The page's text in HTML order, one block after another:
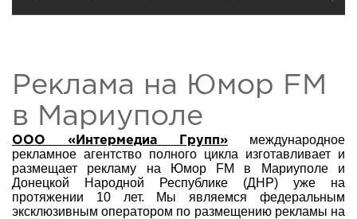
Реклама на Юмор FM
в Мариуполе
ООО «Интермедиа Групп» международное
рекламное агентство полного цикла изготавливает и
размещает рекламу на Юмор FM в Мариуполе и
Донецкой Народной Республике (ДНР) уже на
протяжении 10 лет. Мы являемся федеральным
эксклюзивным оператором по размещению рекламы на